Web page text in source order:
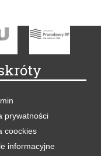
prywatności
coockies
informacyjne